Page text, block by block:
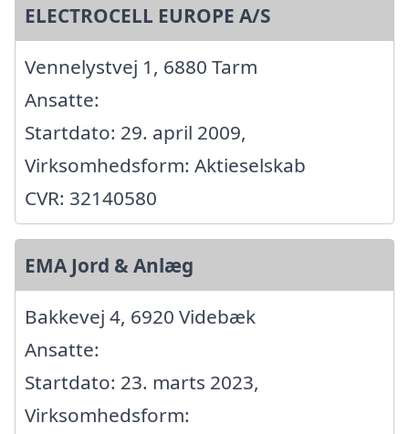
ELECTROCELL EUROPE A/S
Vennelystvej 1, 6880 Tarm
Ansatte:
Startdato: 29. april 2009,
Virksomhedsform: Aktieselskab
CVR: 32140580
EMA Jord & Anlæg
Bakkevej 4, 6920 Videbæk
Ansatte:
Startdato: 23. marts 2023,
Virksomhedsform: